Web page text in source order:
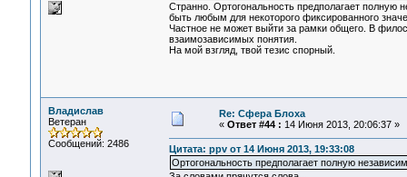
Странно. Ортогональность предполагает полную
быть любым для некоторого фиксированного
Частное не может выйти за рамки общего. В
взаимозависимых понятия.
На мой взгляд, твой тезис спорный.
Владислав
Ветеран
Сообщений: 2486
Re: Сфера Блоха
« Ответ #44 : 14 Июня 2013, 20:06:37 »
Цитата: ppv от 14 Июня 2013, 19:33:08
Ортогональность предполагает полную